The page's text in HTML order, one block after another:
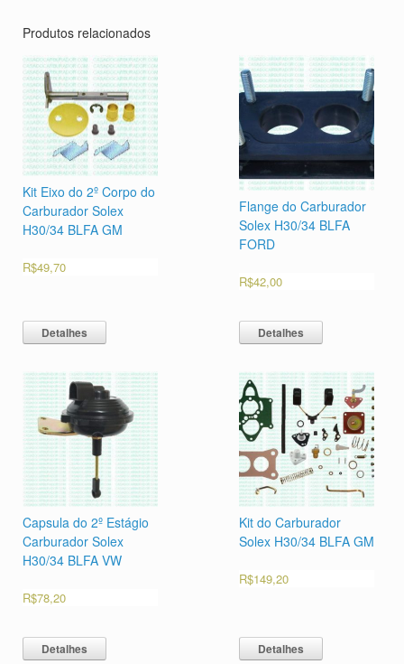
Produtos relacionados
Kit Eixo do 2º Corpo do
Carburador Solex
H30/34 BLFA GM
R$49,70
Detalhes
Flange do Carburador
Solex H30/34 BLFA
FORD
R$42,00
Detalhes
Capsula do 2º Estágio
Carburador Solex
H30/34 BLFA VW
R$78,20
Detalhes
Kit do Carburador
Solex H30/34 BLFA GM
R$149,20
Detalhes